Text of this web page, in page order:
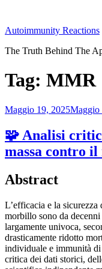
contenuto
Autoimmunity Reactions
The Truth Behind The
Tag: MMR
Pubblicato
Maggio 19, 2025Maggio
🧩 Analisi
massa contro
Abstract
L’efficacia e la
morbillo sono da
largamente univoca,
drasticamente ridotto
individuale e immunità
critica dei dati storici,